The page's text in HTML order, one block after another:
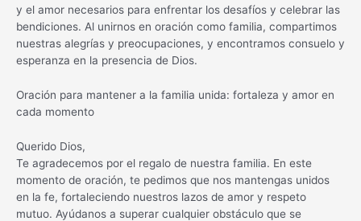
y el amor necesarios para enfrentar los desafíos y celebrar las
bendiciones. Al unirnos en oración como familia, compartimos
nuestras alegrías y preocupaciones, y encontramos consuelo y
esperanza en la presencia de Dios.
Oración para mantener a la familia unida: fortaleza y amor en
cada momento
Querido Dios,
Te agradecemos por el regalo de nuestra familia. En este
momento de oración, te pedimos que nos mantengas unidos
en la fe, fortaleciendo nuestros lazos de amor y respeto
mutuo. Ayúdanos a superar cualquier obstáculo que se